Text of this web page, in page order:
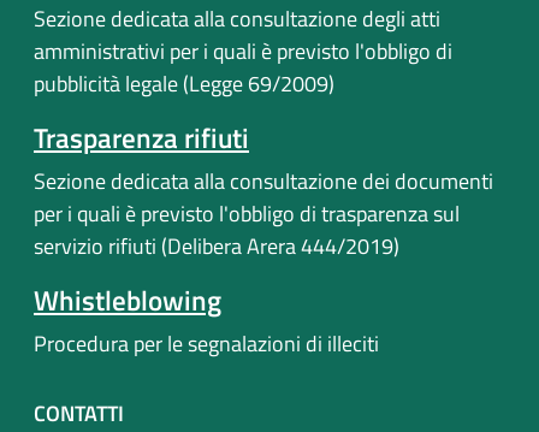
Sezione dedicata alla consultazione degli atti
amministrativi per i quali è previsto l'obbligo di
pubblicità legale (Legge 69/2009)
Trasparenza rifiuti
Sezione dedicata alla consultazione dei documenti
per i quali è previsto l'obbligo di trasparenza sul
servizio rifiuti (Delibera Arera 444/2019)
Whistleblowing
Procedura per le segnalazioni di illeciti
CONTATTI